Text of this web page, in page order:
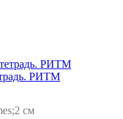
РИТМ
см